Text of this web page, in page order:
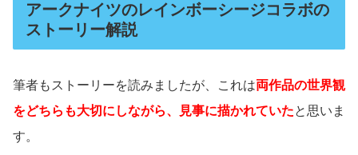
アークナイツのレインボーシージコラボの
ストーリー解説
筆者もストーリーを読みましたが、これは両作品の世界観
をどちらも大切にしながら、見事に描かれていたと思いま
す。